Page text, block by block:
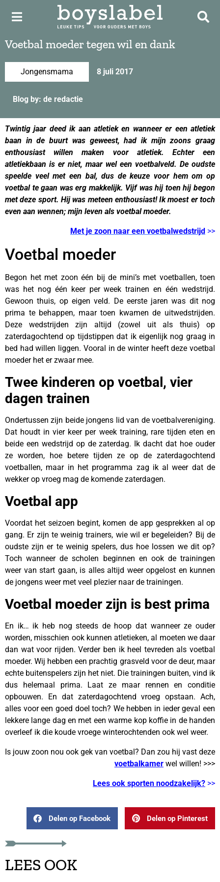
Voetbal moeder tegen wil en dank
Jongensmama 8 juli 2017
Blog by: de redactie
Twintig jaar deed ik aan atletiek en wanneer er een atletiek
baan in de buurt was geweest, had ik mijn zoons graag
enthousiast willen maken voor atletiek. Echter een
atletiekbaan is er niet, maar wel een voetbalveld. De oudste
speelde veel met een bal, dus de keuze voor hem om op
voetbal te gaan was erg makkelijk. Vijf was hij toen hij begon
met deze sport. Hij was meteen enthousiast! Ik moest er toch
even aan wennen; mijn leven als voetbal moeder.
Met je zoon naar een voetbalwedstrijd >>
Voetbal moeder
Begon het met zoon één bij de mini’s met voetballen, toen
was het nog één keer per week trainen en één wedstrijd.
Gewoon thuis, op eigen veld. De eerste jaren was dit nog
prima te behappen, maar toen kwamen de uitwedstrijden.
Deze wedstrijden zijn altijd (zowel uit als thuis) op
zaterdagochtend op tijdstippen dat ik eigenlijk nog graag in
bed had willen liggen. Vooral in de winter heeft deze voetbal
moeder het er zwaar mee.
Twee kinderen op voetbal, vier
dagen trainen
Ondertussen zijn beide jongens lid van de voetbalvereniging.
Dat houdt in vier keer per week training, rare tijden eten en
beide een wedstrijd op de zaterdag. Ik dacht dat hoe ouder
ze worden, hoe betere tijden ze op de zaterdagochtend
voetballen, maar in het programma zag ik al weer dat de
wekker op vroeg mag de komende zaterdagen.
Voetbal app
Voordat het seizoen begint, komen de app gesprekken al op
gang. Er zijn te weinig trainers, wie wil er begeleiden? Bij de
oudste zijn er te weinig spelers, dus hoe lossen we dit op?
Toch wanneer de scholen beginnen en ook de trainingen
weer van start gaan, is alles altijd weer opgelost en kunnen
de jongens weer met veel plezier naar de trainingen.
Voetbal moeder zijn is best prima
En ik… ik heb nog steeds de hoop dat wanneer ze ouder
worden, misschien ook kunnen atletieken, al moeten we daar
dan wat voor rijden. Verder ben ik heel tevreden als voetbal
moeder. Wij hebben een prachtig grasveld voor de deur, maar
echte buitenspelers zijn het niet. Die trainingen buiten, vind ik
dus helemaal prima. Laat ze maar rennen en conditie
opbouwen. En dat zaterdagochtend vroeg opstaan. Ach,
alles voor een goed doel toch? We hebben in ieder geval een
lekkere lange dag en met een warme kop koffie in de handen
overleef ik die koude vroege winterochtenden ook wel weer.
Is jouw zoon nou ook gek van voetbal? Dan zou hij vast deze
voetbalkamer wel willen! >>>
Lees ook sporten noodzakelijk? >>
Delen op Facebook Delen op Pinterest
LEES OOK